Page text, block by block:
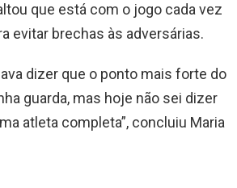
que está com o jogo cada vez
evitar brechas às adversárias.
dizer que o ponto mais forte do
guarda, mas hoje não sei dizer
atleta completa”, concluiu Maria